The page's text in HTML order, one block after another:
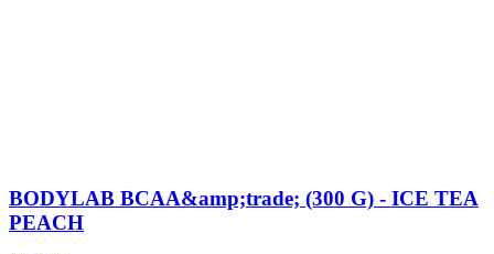
BODYLAB BCAA&amp;trade; (300 G) - ICE TEA
PEACH